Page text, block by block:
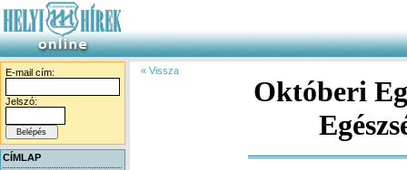
E-mail cím:
Jelszó:
CÍMLAP
« Vissza
Októberi